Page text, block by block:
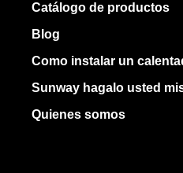
Catálogo de productos
Blog
Como instalar un
Sunway hagalo usted
Quienes somos